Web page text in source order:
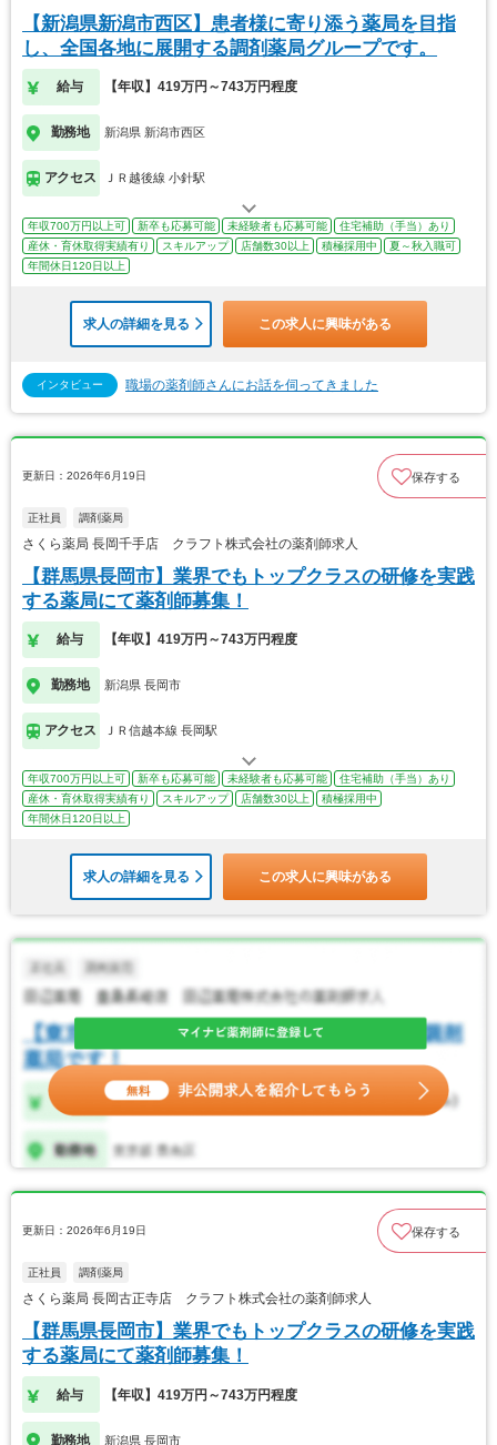
【新潟県新潟市西区】患者様に寄り添う薬局を目指
し、全国各地に展開する調剤薬局グループです。
給与 【年収】419万円～743万円程度
勤務地 新潟県 新潟市西区
アクセス ＪＲ越後線 小針駅
年収700万円以上可 新卒も応募可能 未経験者も応募可能
住宅補助（手当）あり
産休・育休取得実績有り
スキルアップ 店舗数30以上 積極採用中
夏～秋入職可
年間休日120日以上
求人の詳細を見る この求人に興味がある
インタビュー 職場の薬剤師さんにお話を伺ってきました
更新日：2026年6月19日 保存する
正社員 調剤薬局
さくら薬局 長岡千手店 クラフト株式会社の薬剤師求人
【群馬県長岡市】業界でもトップクラスの研修を実践
する薬局にて薬剤師募集！
給与 【年収】419万円～743万円程度
勤務地 新潟県 長岡市
アクセス ＪＲ信越本線 長岡駅
年収700万円以上可 新卒も応募可能 未経験者も応募可能
住宅補助（手当）あり
産休・育休取得実績有り
スキルアップ 店舗数30以上
積極採用中
年間休日120日以上
求人の詳細を見る この求人に興味がある
更新日：2026年6月19日 保存する
正社員 調剤薬局
さくら薬局 長岡古正寺店 クラフト株式会社の薬剤師求人
【群馬県長岡市】業界でもトップクラスの研修を実践
する薬局にて薬剤師募集！
給与 【年収】419万円～743万円程度
勤務地 新潟県 長岡市